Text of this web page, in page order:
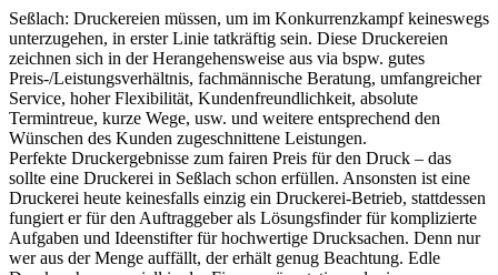
Seßlach: Druckereien müssen, um im Konkurrenzkampf keineswegs
unterzugehen, in erster Linie tatkräftig sein. Diese Druckereien
zeichnen sich in der Herangehensweise aus via bspw. gutes
Preis-/Leistungsverhältnis, fachmännische Beratung, umfangreicher
Service, hoher Flexibilität, Kundenfreundlichkeit, absolute
Termintreue, kurze Wege, usw. und weitere entsprechend den
Wünschen des Kunden zugeschnittene Leistungen.
Perfekte Druckergebnisse zum fairen Preis für den Druck – das
sollte eine Druckerei in Seßlach schon erfüllen. Ansonsten ist eine
Druckerei heute keinesfalls einzig ein Druckerei-Betrieb, stattdessen
fungiert er für den Auftraggeber als Lösungsfinder für komplizierte
Aufgaben und Ideenstifter für hochwertige Drucksachen. Denn nur
wer aus der Menge auffällt, der erhält genug Beachtung. Edle